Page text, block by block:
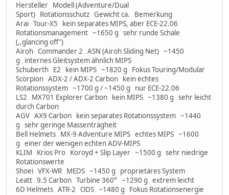
Hersteller Modell (Adventure/Dual
Sport) Rotationsschutz Gewicht ca. Bemerkung
Arai Tour-X5 kein separates MIPS, aber ECE-22.06
Rotationsmanagement ~1650 g sehr runde Schale
(,,glancing off")
Airoh Commander 2 ASN (Airoh Sliding Net) ~1450
g internes Gleitsystem ähnlich MIPS
Schuberth E2 kein MIPS ~1820 g Fokus Touring/Modular
Scorpion ADX-2 / ADX-2 Carbon kein echtes
Rotationssystem ~1700 g / ~1450 g nur ECE-22.06
LS2 MX701 Explorer Carbon kein MIPS ~1380 g sehr leicht
durch Carbon
AGV AX9 Carbon kein separates Rotationssystem ~1440
g sehr geringe Massenträgheit
Bell Helmets MX-9 Adventure MIPS echtes MIPS ~1600
g einer der wenigen echten ADV-MIPS
KLIM Krios Pro Koroyd + Slip Layer ~1500 g sehr niedrige
Rotationswerte
Shoei VFX-WR MEDS ~1450 g proprietäres System
Leatt 9.5 Carbon Turbine 360° ~1290 g extrem leicht
6D Helmets ATR-2 ODS ~1480 g Fokus Rotationsenergie